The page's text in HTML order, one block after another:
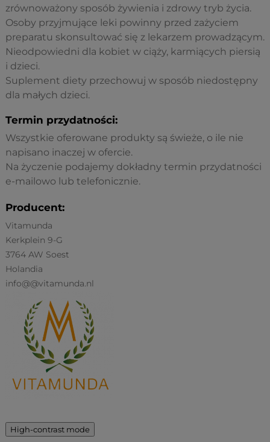
zrównoważony sposób żywienia i zdrowy tryb życia.
Osoby przyjmujące leki powinny przed zażyciem
preparatu skonsultować się z lekarzem prowadzącym.
Nieodpowiedni dla kobiet w ciąży, karmiących piersią
i dzieci.
Suplement diety przechowuj w sposób niedostępny
dla małych dzieci.
Termin przydatności:
Wszystkie oferowane produkty są świeże, o ile nie
napisano inaczej w ofercie.
Na życzenie podajemy dokładny termin przydatności
e-mailowo lub telefonicznie.
Producent:
Vitamunda
Kerkplein 9-G
3764 AW Soest
Holandia
info@@vitamunda.nl
High-contrast mode